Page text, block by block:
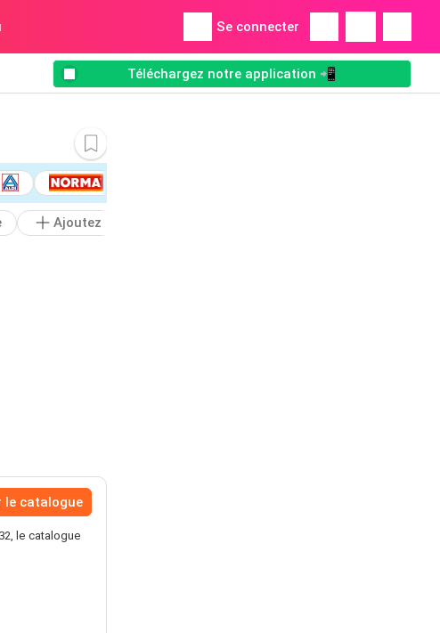
Se connecter
Téléchargez notre application 📲
Ajoutez
le catalogue
le catalogue